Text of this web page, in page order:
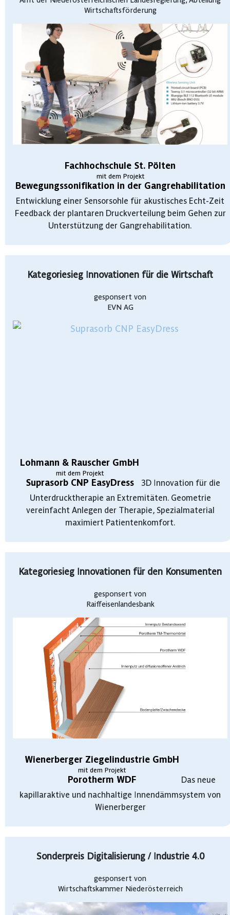
Wirtschaftsförderung
Fachhochschule St. Pölten
mit dem Projekt
Bewegungssonifikation in der Gangrehabilitation
Entwicklung einer Sensorsohle für akustisches Echt-Zeit
Feedback der plantaren Druckverteilung beim Gehen zur
Unterstützung der Gangrehabilitation.
Kategoriesieg Innovationen für die Wirtschaft
gesponsert von
EVN AG
Lohmann & Rauscher GmbH
mit dem Projekt
Suprasorb CNP EasyDress
3D Innovation für die
Unterdrucktherapie an Extremitäten. Geometrie
vereinfacht Anlegen der Therapie, Spezialmaterial
maximiert Patientenkomfort.
Kategoriesieg Innovationen für den Konsumenten
gesponsert von
Raiffeisenlandesbank
Wienerberger Ziegelindustrie GmbH
mit dem Projekt
Porotherm WDF
Das neue
kapillaraktive und nachhaltige Innendämmsystem von
Wienerberger
Sonderpreis Digitalisierung / Industrie 4.0
gesponsert von
Wirtschaftskammer Niederösterreich